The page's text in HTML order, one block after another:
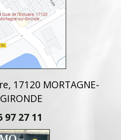
17120 MORTAGNE-
97 27 11